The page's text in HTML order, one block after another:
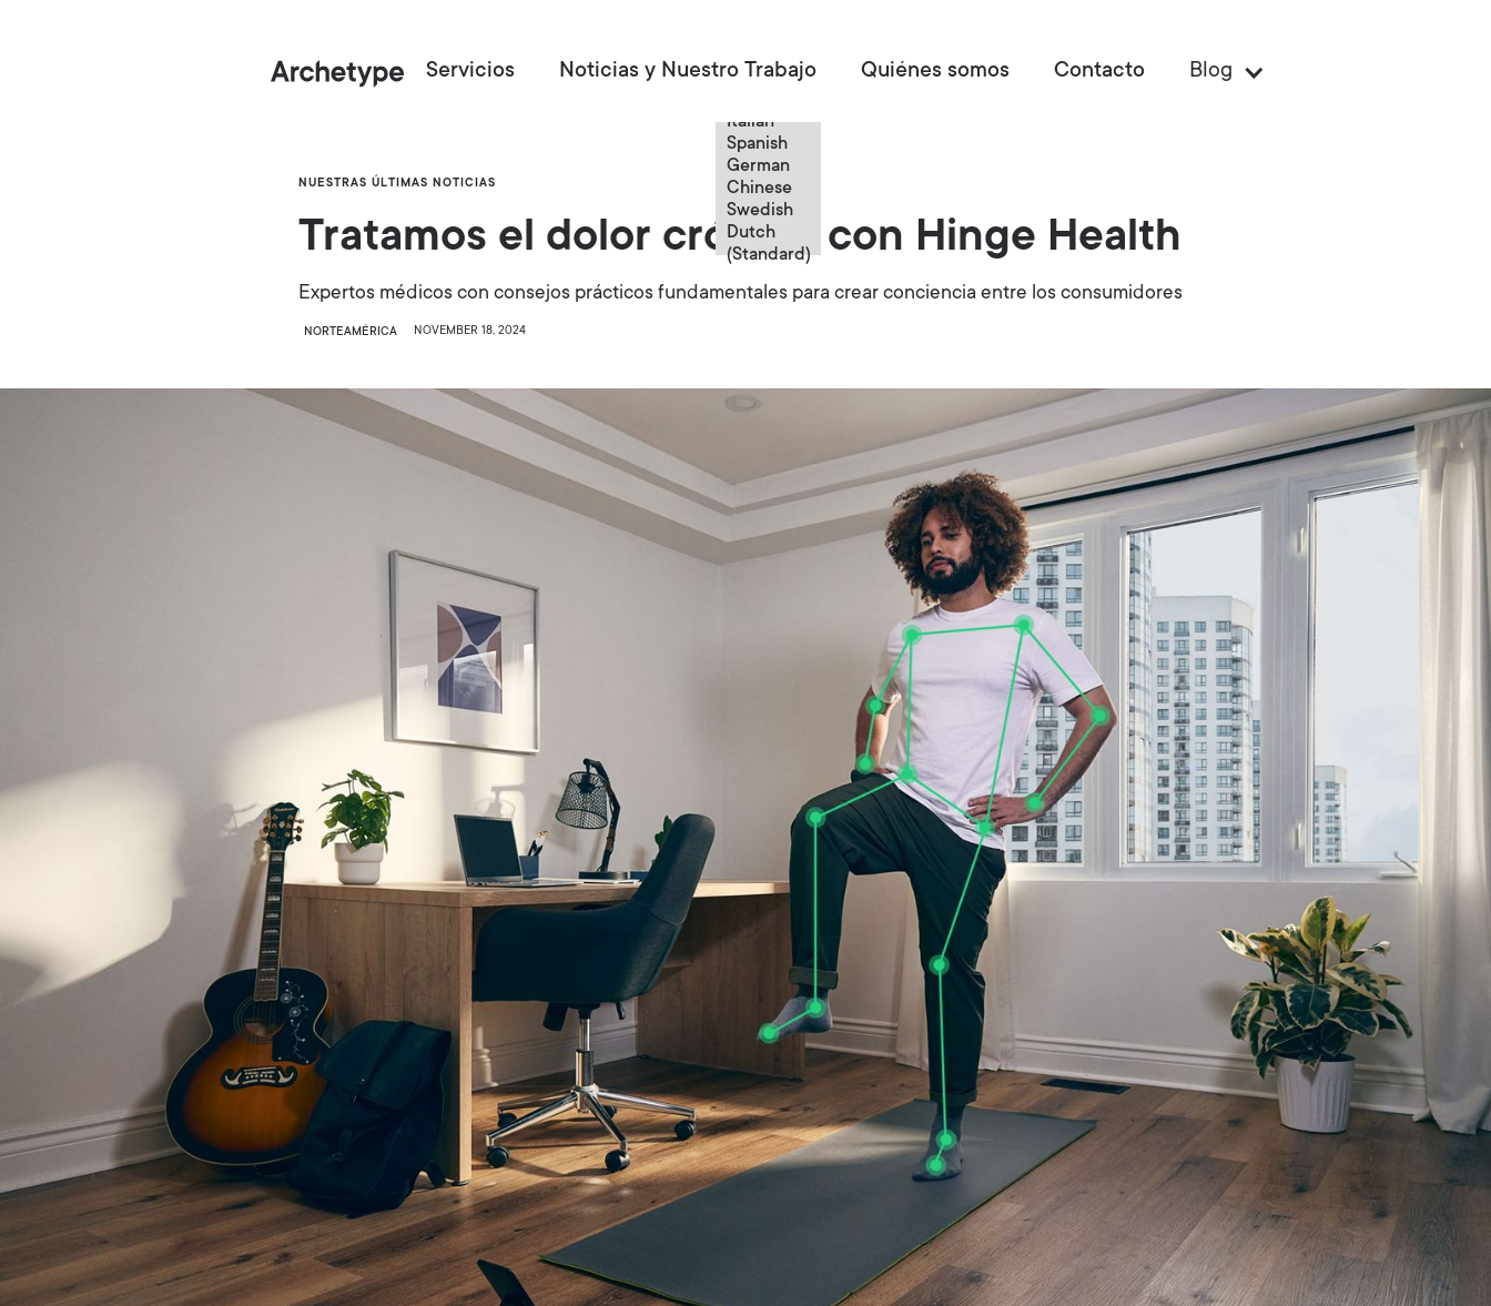
English
Italian
Spanish
German
Chinese
Swedish
Dutch
(Standard)
Servicios Noticias y Nuestro Trabajo Quiénes somos Contacto Blog
NUESTRAS ÚLTIMAS NOTICIAS
Tratamos el dolor crónico con Hinge Health
Expertos médicos con consejos prácticos fundamentales para crear conciencia entre los consumidores
NORTEAMÉRICA NOVEMBER 18, 2024